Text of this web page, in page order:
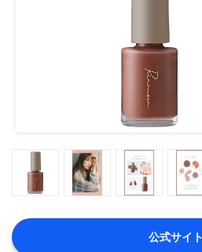
公式サイト